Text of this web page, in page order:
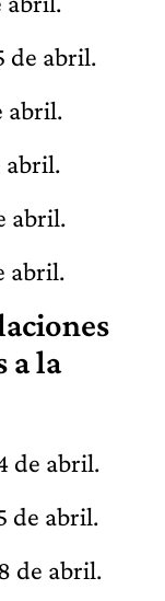
de abril.
abril.
abril.
abril.
abril.
a la
de abril.
de abril.
de abril.